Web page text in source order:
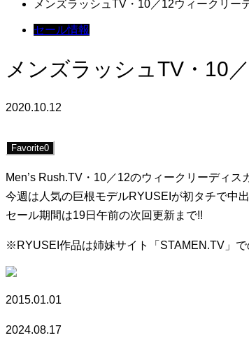
メンズラッシュTV・10／12ウィークリー
セール情報
メンズラッシュTV・10
2020.10.12
Favorite0
Men’s Rush.TV・10／12のウィークリーディス
今週は人気の巨根モデルRYUSEIが初タチで中
セール期間は19日午前の次回更新まで!!
※RYUSEI作品は姉妹サイト「STAMEN.TV」で
2015.01.01
2024.08.17